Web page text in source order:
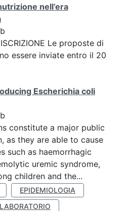
nell’era
Le proposte di
essere inviate entro il 20
Escherichia coli
constitute a major public
as they are able to cause
such as haemorrhagic
uremic syndrome,
children and the...
EPIDEMIOLOGIA